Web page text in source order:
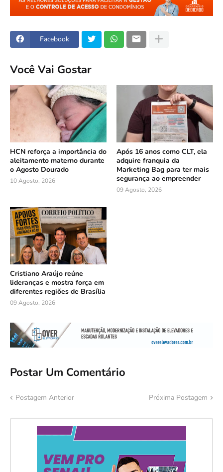
Facebook
Você Vai Gostar
HCN reforça a importância do
aleitamento materno durante
o Agosto Dourado
10 Agosto, 2026
Após 16 anos como CLT, ela
adquire franquia da
Marketing Bag para ter mais
segurança ao empreender
09 Agosto, 2026
Cristiano Araújo reúne
lideranças e mostra força em
diferentes regiões de Brasília
09 Agosto, 2026
Postar Um Comentário
Postagem Anterior Próxima Postagem